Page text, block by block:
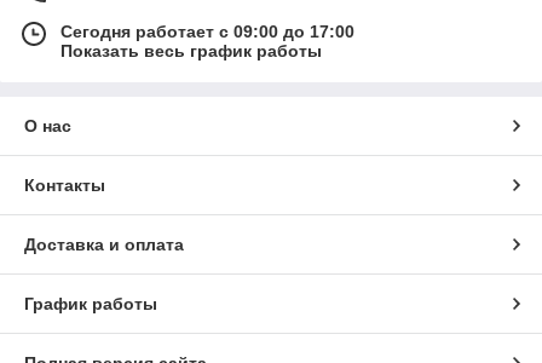
Сегодня работает с 09:00 до 17:00
Показать весь график работы
О нас
Контакты
Доставка и оплата
График работы